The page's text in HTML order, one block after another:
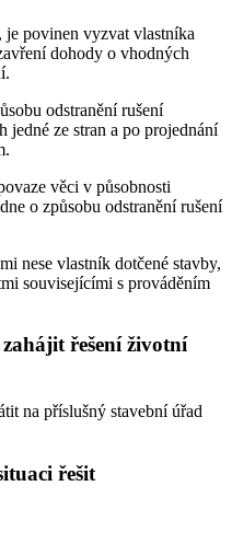
je povinen vyzvat vlastníka
dohody o vhodných
odstranění rušení
jedné ze stran a po projednání
věci v působnosti
o způsobu odstranění rušení
nese vlastník dotčené stavby,
souvisejícími s prováděním
řešení životní
na příslušný stavební úřad
řešit